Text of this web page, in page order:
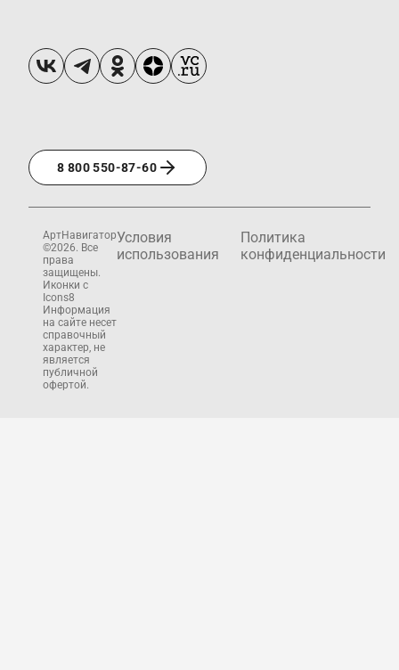
8 800 550-87-60
АртНавигатор
©2026. Все
права
защищены.
Иконки с
Icons8
Информация
на сайте несет
справочный
характер, не
является
публичной
офертой.
Условия
использования
Политика
конфиденциальности